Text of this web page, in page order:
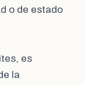
o de estado
es
la